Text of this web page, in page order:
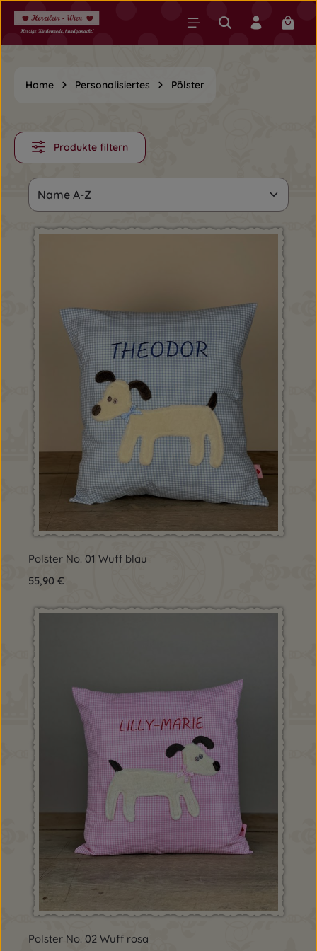
Zum Hauptinhalt springen
Home Personalisiertes Pölster
Produkte filtern
Polster No. 01 Wuff blau
Regulärer Preis:
55,90 €
Polster No. 02 Wuff rosa